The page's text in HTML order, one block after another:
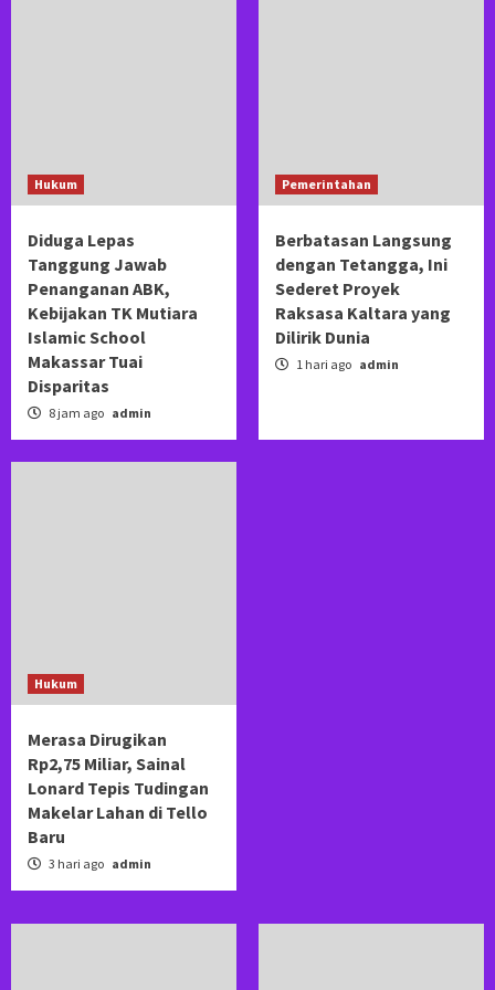
5
Merasa Dirugikan Rp2,75 Miliar, Sainal Lonard
Tepis Tudingan Makelar Lahan di Tello Baru
Hukum
Diduga Lepas
Tanggung Jawab
Penanganan ABK,
Kebijakan TK Mutiara
Islamic School
Makassar Tuai
Disparitas
8 jam ago admin
Pemerintahan
Berbatasan Langsung
dengan Tetangga, Ini
Sederet Proyek
Raksasa Kaltara yang
Dilirik Dunia
1 hari ago admin
Hukum
Merasa Dirugikan
Rp2,75 Miliar, Sainal
Lonard Tepis Tudingan
Makelar Lahan di Tello
Baru
3 hari ago admin